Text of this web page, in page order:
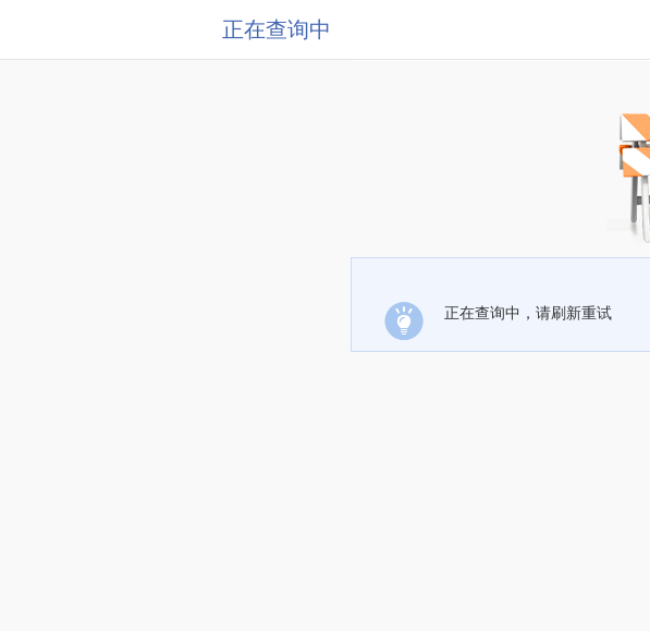
正在查询中
正在查询中，请刷新重试